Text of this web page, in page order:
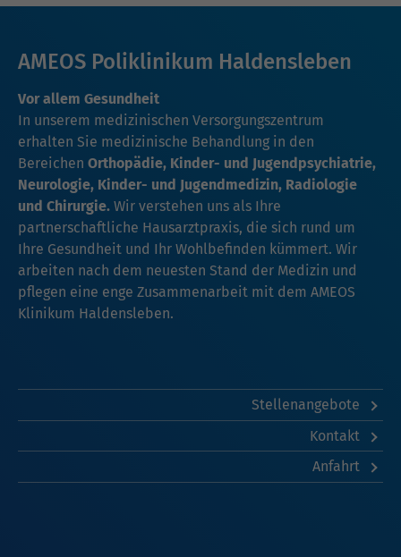
AMEOS Poliklinikum Haldensleben
Vor allem Gesundheit
In unserem medizinischen Versorgungszentrum
erhalten Sie medizinische Behandlung in den
Bereichen Orthopädie, Kinder- und Jugendpsychiatrie,
Neurologie, Kinder- und Jugendmedizin, Radiologie
und Chirurgie. Wir verstehen uns als Ihre
partnerschaftliche Hausarztpraxis, die sich rund um
Ihre Gesundheit und Ihr Wohlbefinden kümmert. Wir
arbeiten nach dem neuesten Stand der Medizin und
pflegen eine enge Zusammenarbeit mit dem AMEOS
Klinikum Haldensleben.
Stellenangebote
Kontakt
Anfahrt